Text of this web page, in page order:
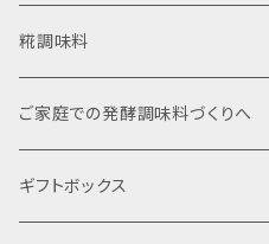
使いやすいカップ入り
自宅で詰め替え袋入り
濃縮タイプ
ストレートタイプ
糀調味料
ご家庭での発酵調味料づくりへ
ギフトボックス